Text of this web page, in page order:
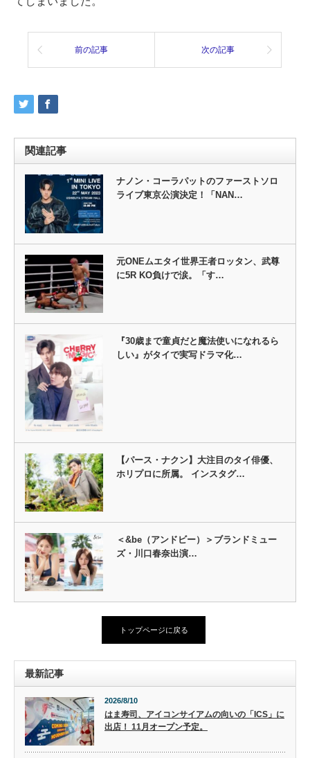
前の記事 次の記事
関連記事
ナノン・コーラパットのファーストソロ
ライブ東京公演決定！「NAN…
元ONEムエタイ世界王者ロッタン、武尊
に5R KO負けで涙。「す…
『30歳まで童貞だと魔法使いになれるら
しい』がタイで実写ドラマ化…
【パース・ナクン】大注目のタイ俳優、
ホリプロに所属。 インスタグ…
＜&be（アンドビー）＞ブランドミュー
ズ・川口春奈出演…
トップページに戻る
最新記事
2026/8/10
はま寿司、アイコンサイアムの向いの「ICS」に
出店！ 11月オープン予定。